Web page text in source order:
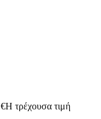
€Η τρέχουσα τιμή